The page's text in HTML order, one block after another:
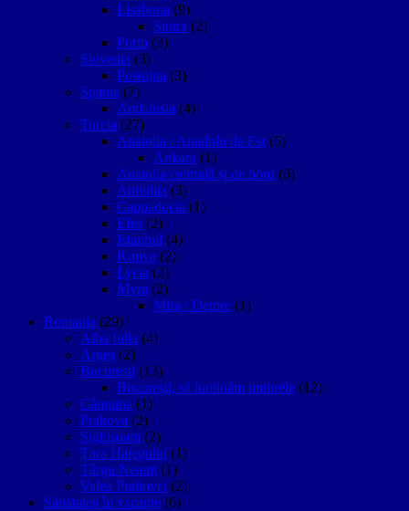
Lisabona (9)
Sintra (2)
Porto (3)
Slovenia (3)
Postojna (3)
Spania (7)
Andalusia (4)
Turcia (27)
Anatolia / Anadolu de Est (5)
Ankara (1)
Anatolia centrală și de nord (6)
Antiohia (3)
Cappadocia (1)
Efes (2)
Istanbul (4)
Konya (2)
Lycia (2)
Myra (2)
Mira / Demre (1)
Romania (29)
Alba Iulia (4)
Argeș (2)
București (13)
București, să luminăm umbrele (12)
Câmpina (1)
Prahova (2)
Sighişoara (2)
Țara Hațegului (1)
Târgu Neamţ (1)
Valea Prahovei (2)
Sănătatea în vacanțe (6)